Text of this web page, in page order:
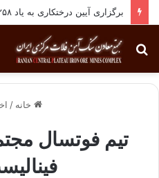
برگزاری آیین درختکاری به یاد ۲۵۸شهید شهرستان بافق
جستجو
برای
خانه /
تیم فوتسال